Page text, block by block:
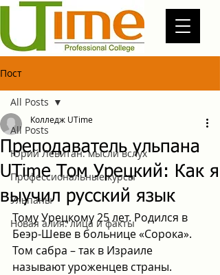
Пост
All Posts
Юрий Левитан: мысли вслух
Профессиональные курсы
Ульпаны
Новая алия: лица и факты
All Posts
Преподаватель ульпана
UTime Том Урецкий: Как я
выучил русский язык
Колледж UTime
Тому Урецкому 25 лет. Родился в
Беэр-Шеве в больнице «Сорока».
Том сабра – так в Израиле
называют уроженцев страны.